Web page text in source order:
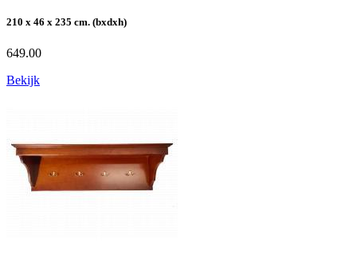
210 x 46 x 235 cm. (bxdxh)
649.00
Bekijk